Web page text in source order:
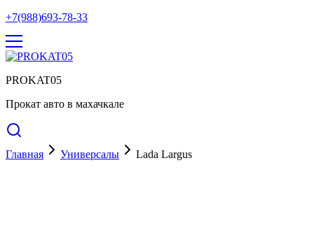
+7(988)693-78-33
PROKAT05
Прокат авто в махачкале
Главная Универсалы Lada Largus